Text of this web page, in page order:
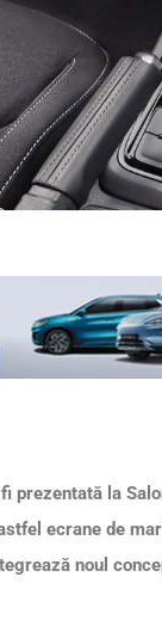
prezentată la
ecrane de
noul